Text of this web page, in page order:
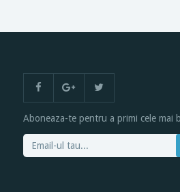
Aboneaza-te pentru a primi cele mai